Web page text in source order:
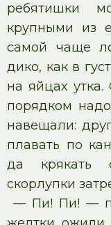
ребятишки
крупными из
самой чаще
дико, как в
на яйцах
порядком
навещали:
плавать по
да крякать
скорлупки
— Пи! Пи! —